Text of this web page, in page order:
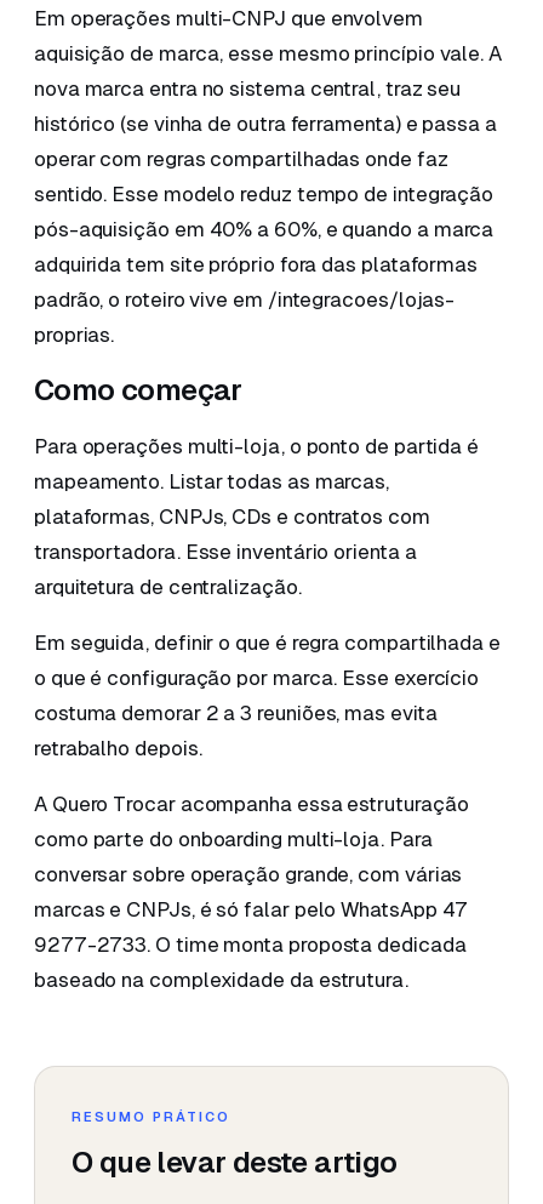
Em operações multi-CNPJ que envolvem
aquisição de marca, esse mesmo princípio vale. A
nova marca entra no sistema central, traz seu
histórico (se vinha de outra ferramenta) e passa a
operar com regras compartilhadas onde faz
sentido. Esse modelo reduz tempo de integração
pós-aquisição em 40% a 60%, e quando a marca
adquirida tem site próprio fora das plataformas
padrão, o roteiro vive em /integracoes/lojas-
proprias.
Como começar
Para operações multi-loja, o ponto de partida é
mapeamento. Listar todas as marcas,
plataformas, CNPJs, CDs e contratos com
transportadora. Esse inventário orienta a
arquitetura de centralização.
Em seguida, definir o que é regra compartilhada e
o que é configuração por marca. Esse exercício
costuma demorar 2 a 3 reuniões, mas evita
retrabalho depois.
A Quero Trocar acompanha essa estruturação
como parte do onboarding multi-loja. Para
conversar sobre operação grande, com várias
marcas e CNPJs, é só falar pelo WhatsApp 47
9277-2733. O time monta proposta dedicada
baseado na complexidade da estrutura.
RESUMO PRÁTICO
O que levar deste artigo